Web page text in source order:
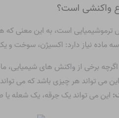
واکنشی است؟
ترموشیمیایی است، به این معنی که
سه ماده نیاز دارد: اکسیژن، سوخت و
اگرچه برخی از واکنش های شیمیایی،
این می تواند هر چیزی باشد که می
این می تواند یک جرقه، یک شعله یا